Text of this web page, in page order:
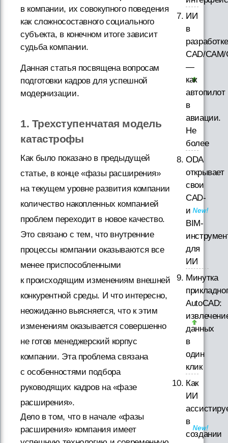
в компании, их совокупного поведения
как сложносоставного социального
субъекта, в конечном итоге зависит
судьба компании.
Данная статья посвящена вопросам
подготовки кадров для успешной
модернизации.
1. Трехступенчатая модель
катастрофы
Как было показано в предыдущей
статье, в конце «фазы расширения»
на текущем уровне развития компании
количество накопленных компанией
проблем переходит в новое качество.
Это связано с тем, что внутренние
процессы компании оказываются все
менее приспособленными
к происходящим изменениям внешней
конкурентной среды. И что интересно,
неожиданно выясняется, что к этим
изменениям оказывается совершенно
не готов менеджерский корпус
компании. Эта проблема связана
с особенностями подбора
руководящих кадров на «фазе
расширения».
Дело в том, что в начале «фазы
расширения» компания имеет
ИИ
в
разработке
CAD/
—
как
автопилот
в
авиации.
Не
более
ODA
открывает
свои
CAD-
и
BIM-
для
ИИ
Минутка
AutoCAD:
данных
в
один
клик
Как
ИИ
в
создании